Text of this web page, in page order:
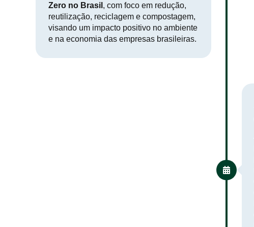
Zero no Brasil , com foco em redução,
reutilização, reciclagem e compostagem,
visando um impacto positivo no ambiente
e na economia das empresas brasileiras.